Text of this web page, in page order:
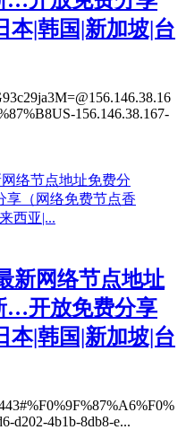
本|韩国|新加坡|台
156.146.38.167-
新网络节点地址
…开放免费分享
本|韩国|新加坡|台
d202-4b1b-8db8-e...